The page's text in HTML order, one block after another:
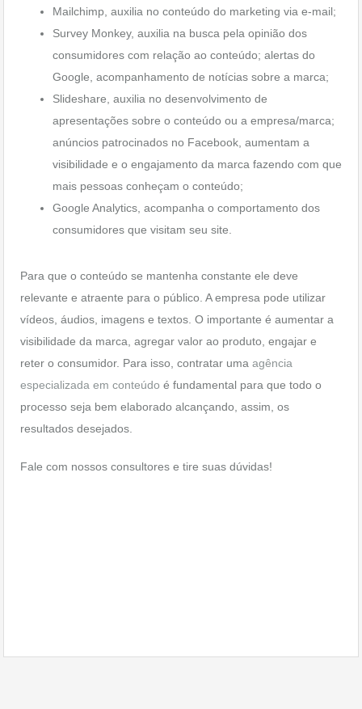
Mailchimp, auxilia no conteúdo do marketing via e-mail;
Survey Monkey, auxilia na busca pela opinião dos
consumidores com relação ao conteúdo; alertas do
Google, acompanhamento de notícias sobre a marca;
Slideshare, auxilia no desenvolvimento de
apresentações sobre o conteúdo ou a empresa/marca;
anúncios patrocinados no Facebook, aumentam a
visibilidade e o engajamento da marca fazendo com que
mais pessoas conheçam o conteúdo;
Google Analytics, acompanha o comportamento dos
consumidores que visitam seu site.
Para que o conteúdo se mantenha constante ele deve
relevante e atraente para o público. A empresa pode utilizar
vídeos, áudios, imagens e textos. O importante é aumentar a
visibilidade da marca, agregar valor ao produto, engajar e
reter o consumidor. Para isso, contratar uma agência
especializada em conteúdo é fundamental para que todo o
processo seja bem elaborado alcançando, assim, os
resultados desejados.
Fale com nossos consultores e tire suas dúvidas!